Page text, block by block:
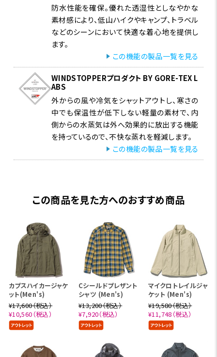
防水性能を確保。優れた透湿性としなやかな
素材感により、低山ハイクやキャンプ、トラベル
などのシーンにおいて快適な着心地を提供し
ます。
この機能の製品一覧を見る
WINDSTOPPERプロダクト BY GORE-TEX L
ABS
外からの風や冷気をシャットアウトし、寒さの
中でも保温性が低下しない軽量の素材で、内
側からの水蒸気は外へ効果的に放出する機能
を持っているので、不快な蒸れを軽減します。
この機能の製品一覧を見る
この商品を見た方へのおすすめ商品
カプスハイカージャケ
ット(Men's)
¥17,600（税込）
¥10,560（税込）
Cシールドプレザント
シャツ (Men's)
¥13,200（税込）
¥7,920（税込）
マイクロトレイルジャ
ケット (Men's)
¥19,580（税込）
¥11,748（税込）